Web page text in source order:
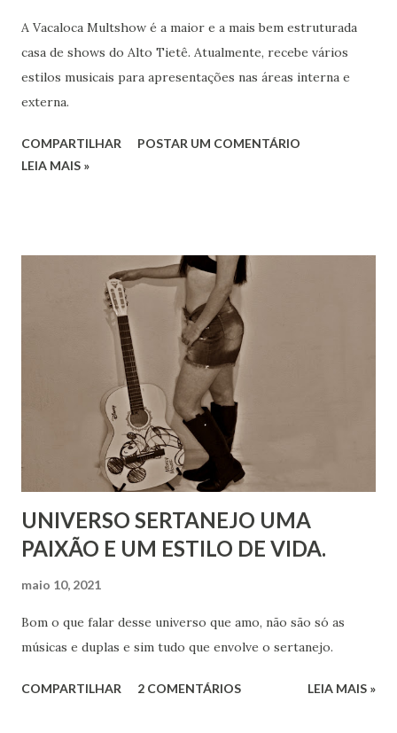
A Vacaloca Multshow é a maior e a mais bem estruturada
casa de shows do Alto Tietê. Atualmente, recebe vários
estilos musicais para apresentações nas áreas interna e
externa.
COMPARTILHAR
POSTAR UM COMENTÁRIO
LEIA MAIS »
UNIVERSO SERTANEJO UMA
PAIXÃO E UM ESTILO DE VIDA.
maio 10, 2021
Bom o que falar desse universo que amo, não são só as
músicas e duplas e sim tudo que envolve o sertanejo.
COMPARTILHAR 2 COMENTÁRIOS LEIA MAIS »